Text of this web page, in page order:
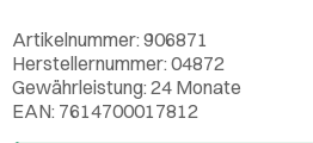
Artikelnummer: 906871
Herstellernummer: 04872
Gewährleistung: 24 Monate
EAN: 7614700017812